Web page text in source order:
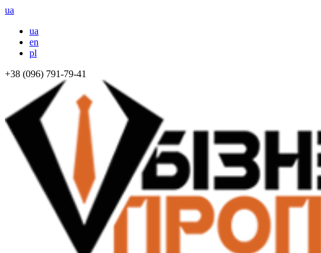
ua
ua
en
pl
+38 (096) 791-79-41